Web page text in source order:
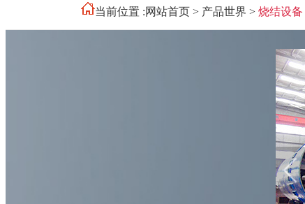
当前位置 :网站首页> 产品世界 > 烧结设备